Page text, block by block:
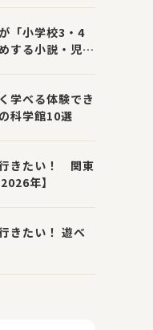
「小学校3・4
する小説・児童
学べる体験でき
科学館10選
きたい！ 関東
年】
きたい！ 遊べ